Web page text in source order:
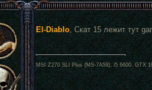
El-Diablo, Скат 15 лежит тут
MSI Z270 SLI Plus (MS-7A59), i5 6600, GTX